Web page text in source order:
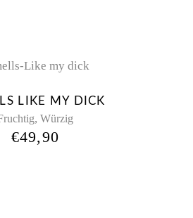
LIKE MY DICK
, Würzig
€49,90